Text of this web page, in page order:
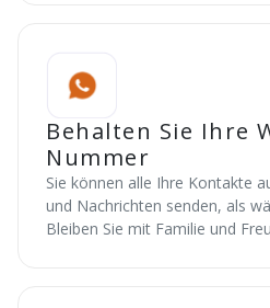
Behalten Sie Ihre
Nummer
Sie können alle Ihre Kontakte
und Nachrichten senden, als
Bleiben Sie mit Familie und